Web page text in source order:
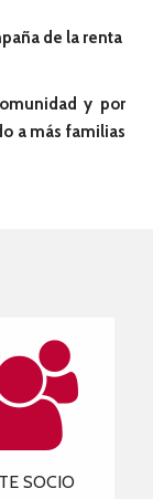
de la renta
y por
a más familias
SOCIO